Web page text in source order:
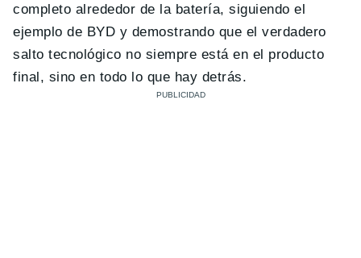
completo alrededor de la batería, siguiendo el
ejemplo de BYD y demostrando que el verdadero
salto tecnológico no siempre está en el producto
final, sino en todo lo que hay detrás.